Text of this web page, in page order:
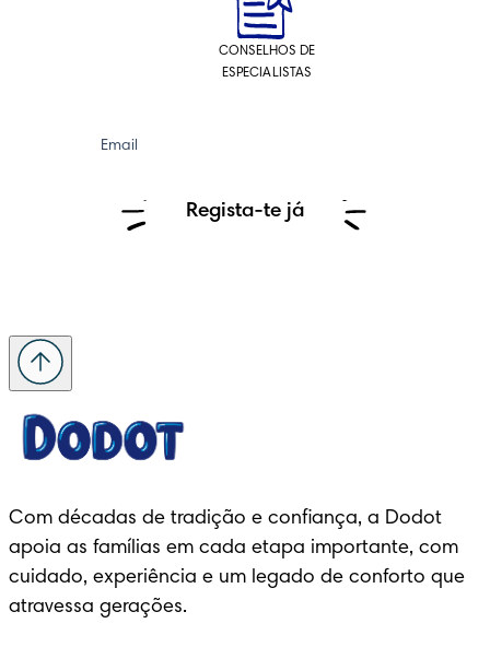
CONSELHOS DE
ESPECIALISTAS
Email
Regista-te já
Com décadas de tradição e confiança, a Dodot
apoia as famílias em cada etapa importante, com
cuidado, experiência e um legado de conforto que
atravessa gerações.